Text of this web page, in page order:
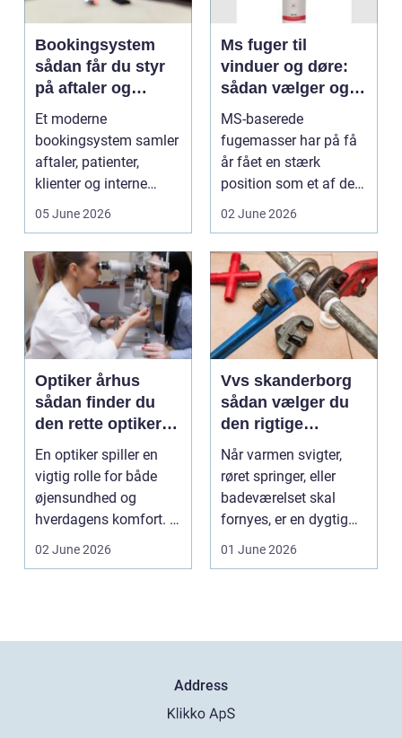
Bookingsystem
sådan får du styr
på aftaler og
arbejdsgange
Et moderne
bookingsystem samler
aftaler, patienter,
klienter og interne
arbejdsgange ét sted. I
05 June 2026
Ms fuger til
vinduer og døre:
sådan vælger og
bruger du dem
rigtigt
MS-baserede
fugemasser har på få
år fået en stærk
position som et af de
mest alsidige valg til
02 June 2026
Optiker århus
sådan finder du
den rette optiker i
byen
En optiker spiller en
vigtig rolle for både
øjensundhed og
hverdagens komfort. I
en by som Aarhus, h...
02 June 2026
Vvs skanderborg
sådan vælger du
den rigtige
installatør
Når varmen svigter,
røret springer, eller
badeværelset skal
fornyes, er en dygtig
VVS-installatør gu...
01 June 2026
Address